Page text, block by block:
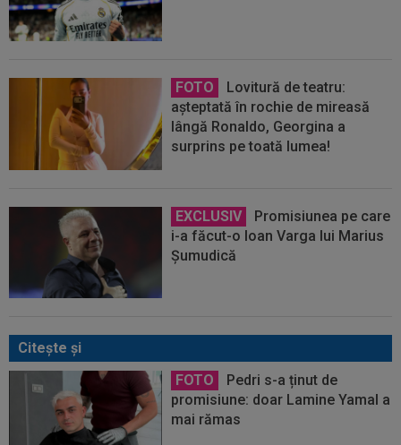
FOTO
Lovitură de teatru:
așteptată în rochie de mireasă
lângă Ronaldo, Georgina a
surprins pe toată lumea!
EXCLUSIV
Promisiunea pe care
i-a făcut-o Ioan Varga lui Marius
Șumudică
Citeşte şi
FOTO
Pedri s-a ținut de
promisiune: doar Lamine Yamal a
mai rămas